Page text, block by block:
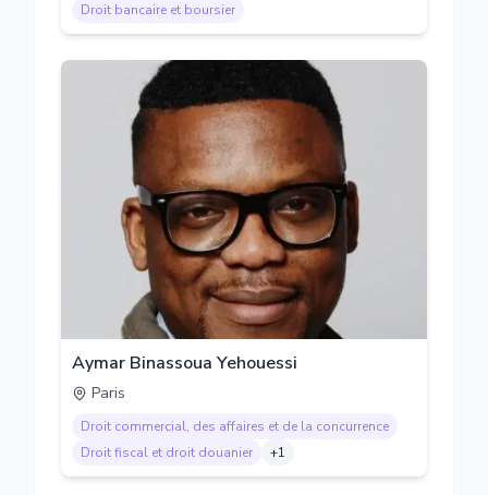
Droit bancaire et boursier
Aymar Binassoua Yehouessi
Paris
Droit commercial, des affaires et de la concurrence
Droit fiscal et droit douanier
+1